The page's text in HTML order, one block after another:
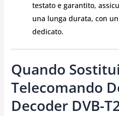
testato e garantito,
una lunga durata, con
dedicato.
Quando
Telecomando
Decoder DVB-